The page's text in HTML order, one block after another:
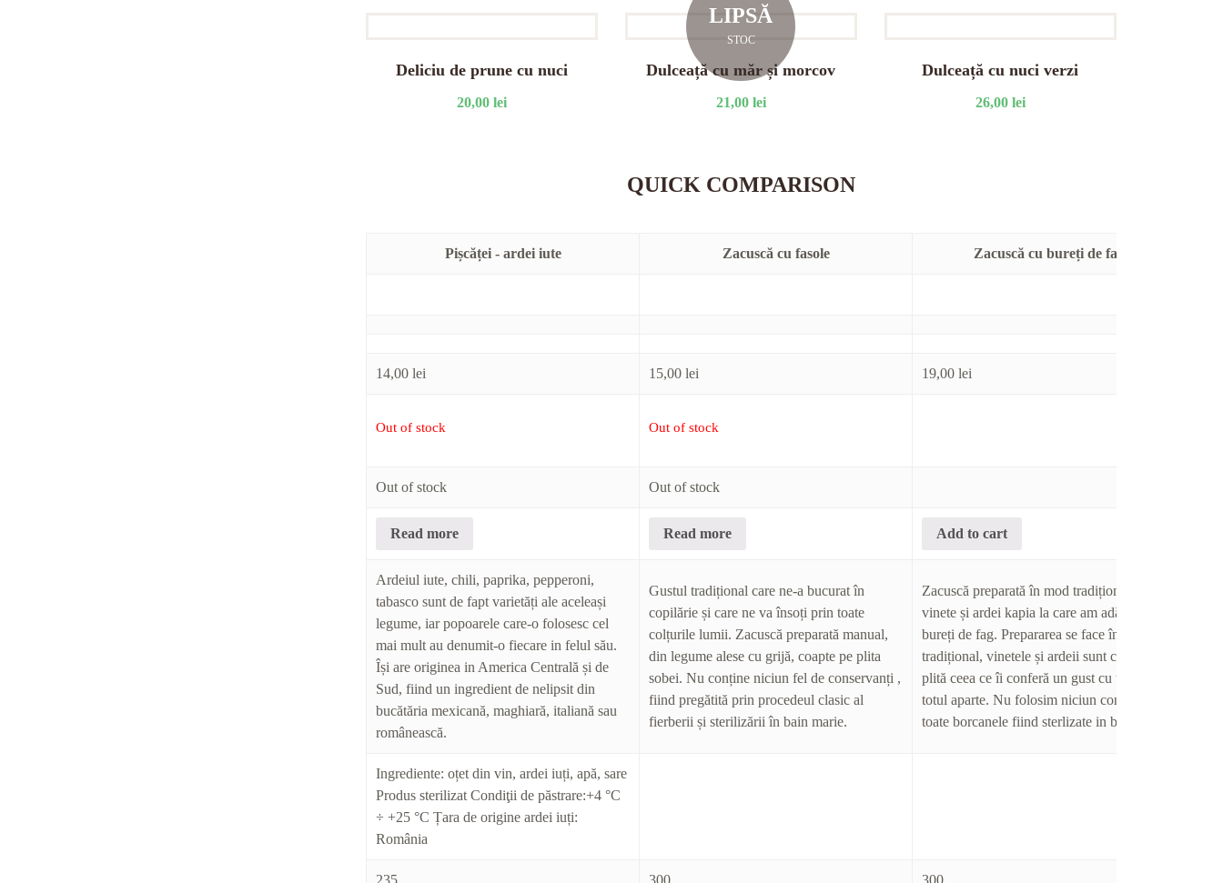
Deliciu de prune cu nuci
20,00 lei
LIPSĂ
STOC
Dulceață cu măr și morcov
21,00 lei
Dulceață cu nuci verzi
26,00 lei
QUICK COMPARISON
Pișcăței - ardei iute Zacuscă cu fasole Zacuscă cu bureți de fag
14,00 lei 15,00 lei 19,00 lei
Out of stock Out of stock
Out of stock Out of stock
Read more Read more Add to cart
Ardeiul iute, chili, paprika, pepperoni,
tabasco sunt de fapt varietăți ale aceleași
legume, iar popoarele care-o folosesc cel
mai mult au denumit-o fiecare in felul său.
Își are originea in America Centrală și de
Sud, fiind un ingredient de nelipsit din
bucătăria mexicană, maghiară, italiană sau
românească.
Gustul tradițional care ne-a bucurat în
copilărie și care ne va însoți prin toate
colțurile lumii. Zacuscă preparată manual,
din legume alese cu grijă, coapte pe plita
sobei. Nu conține niciun fel de conservanți ,
fiind pregătită prin procedeul clasic al
fierberii și sterilizării în bain marie.
Zacuscă preparată în mod tradițional, din
vinete și ardei kapia la care am adăugat
bureți de fag. Prepararea se face în mod
tradițional, vinetele și ardeii sunt copți pe
plită ceea ce îi conferă un gust cu totul și cu
totul aparte. Nu folosim niciun conservant,
toate borcanele fiind sterlizate in bain marie.
Ingrediente: oțet din vin, ardei iuți, apă, sare
Produs sterilizat Condiţii de păstrare:+4 °C
÷ +25 °C Țara de origine ardei iuți:
România
235 300 300